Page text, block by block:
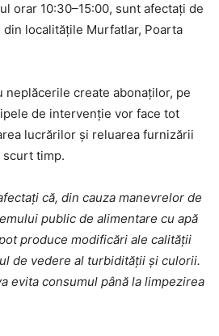
orar 10:30–15:00, sunt afectați de
localitățile Murfatlar, Poarta
neplăcerile create abonaților, pe
de intervenție vor face tot
lucrărilor și reluarea furnizării
scurt timp.
că, din cauza manevrelor de
public de alimentare cu apă
produce modificări ale calității
de vedere al turbidității și culorii.
evita consumul până la limpezirea